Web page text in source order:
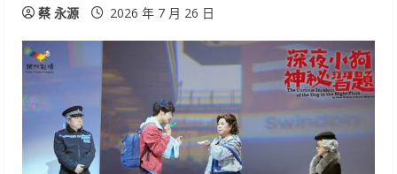
蔡 永源 2026 年 7 月 26 日